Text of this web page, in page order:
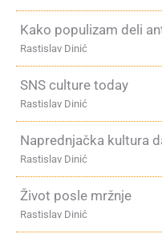
Kako populizam deli
Rastislav Dinić
SNS culture today
Rastislav Dinić
Naprednjačka kultura
Rastislav Dinić
Život posle mržnje
Rastislav Dinić